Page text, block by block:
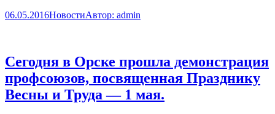
06.05.2016НовостиАвтор: admin
Сегодня в Орске прошла демонстрация
профсоюзов, посвященная Празднику
Весны и Труда — 1 мая.